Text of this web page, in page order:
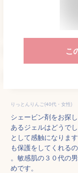
こ
りっとんりんご(40代・女性)
シェービン剤をお探
あるジェルはどうで
として感触になりま
も保護をしてくれる
。敏感肌の３０代の
めです。